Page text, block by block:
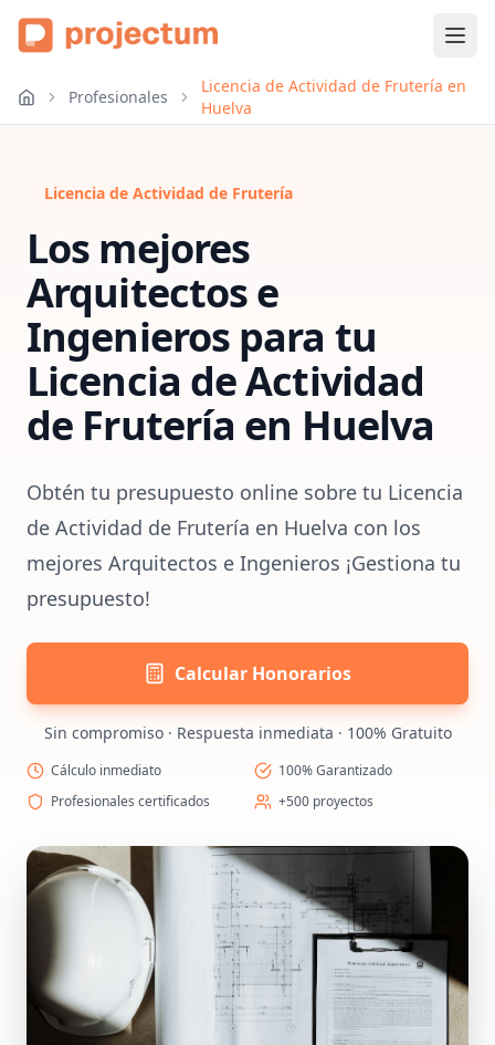
Profesionales
Licencia de Actividad de Frutería en
Huelva
Licencia de Actividad de Frutería
Los mejores
Arquitectos e
Ingenieros para tu
Licencia de Actividad
de Frutería en Huelva
Obtén tu presupuesto online sobre tu Licencia
de Actividad de Frutería en Huelva con los
mejores Arquitectos e Ingenieros ¡Gestiona tu
presupuesto!
Calcular Honorarios
Sin compromiso · Respuesta inmediata · 100% Gratuito
Cálculo inmediato
100% Garantizado
Profesionales certificados
+500 proyectos